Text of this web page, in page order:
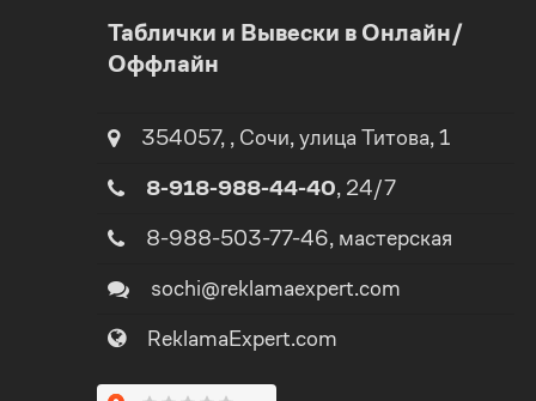
Таблички и Вывески в Онлайн/
Оффлайн
354057, , Сочи, улица Титова, 1
8-918-988-44-40, 24/7
8-988-503-77-46, мастерская
sochi@reklamaexpert.com
ReklamaExpert.com
2
4
5
0